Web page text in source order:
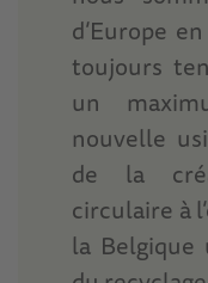
d’Europe
toujours
un
nouvelle
de la
circulaire à
la